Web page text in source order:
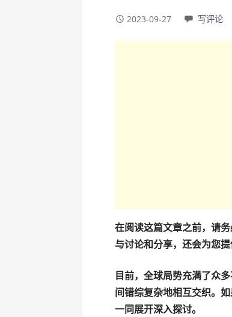
2023-09-27 写评论
在阅读这篇文章之前，请
与讨论和分享，还会为您
目前，全球局势充满了众
间错综复杂地相互交织。
一同展开深入探讨。